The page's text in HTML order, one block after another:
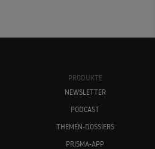
PRODUKTE
NEWSLETTER
PODCAST
THEMEN-DOSSIERS
PRISMA-APP